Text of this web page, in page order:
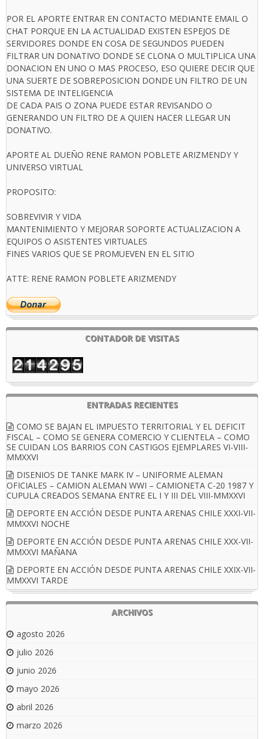
POR EL APORTE ENTRAR EN CONTACTO MEDIANTE EMAIL O
CHAT PORQUE EN LA ACTUALIDAD EXISTEN ESPEJOS DE
SERVIDORES DONDE EN COSA DE SEGUNDOS PUEDEN
FILTRAR UN DONATIVO DONDE SE CLONA O MULTIPLICA UNA
DONACION EN UNO O MAS PROCESO, ESO QUIERE DECIR QUE
UNA SUERTE DE SOBREPOSICION DONDE UN FILTRO DE UN
SISTEMA DE INTELIGENCIA
DE CADA PAIS O ZONA PUEDE ESTAR REVISANDO O
GENERANDO UN FILTRO DE A QUIEN HACER LLEGAR UN
DONATIVO.
APORTE AL DUEÑO RENE RAMON POBLETE ARIZMENDY Y
UNIVERSO VIRTUAL
PROPOSITO:
SOBREVIVIR Y VIDA
MANTENIMIENTO Y MEJORAR SOPORTE ACTUALIZACION A
EQUIPOS O ASISTENTES VIRTUALES
FINES VARIOS QUE SE PROMUEVEN EN EL SITIO
ATTE: RENE RAMON POBLETE ARIZMENDY
CONTADOR DE VISITAS
ENTRADAS RECIENTES
COMO SE BAJAN EL IMPUESTO TERRITORIAL Y EL DEFICIT
FISCAL – COMO SE GENERA COMERCIO Y CLIENTELA – COMO
SE CUIDAN LOS BARRIOS CON CASTIGOS EJEMPLARES VI-VIII-
MMXXVI
DISENIOS DE TANKE MARK IV – UNIFORME ALEMAN
OFICIALES – CAMION ALEMAN WWI – CAMIONETA C-20 1987 Y
CUPULA CREADOS SEMANA ENTRE EL I Y III DEL VIII-MMXXVI
DEPORTE EN ACCIÓN DESDE PUNTA ARENAS CHILE XXXI-VII-
MMXXVI NOCHE
DEPORTE EN ACCIÓN DESDE PUNTA ARENAS CHILE XXX-VII-
MMXXVI MAÑANA
DEPORTE EN ACCIÓN DESDE PUNTA ARENAS CHILE XXIX-VII-
MMXXVI TARDE
ARCHIVOS
agosto 2026
julio 2026
junio 2026
mayo 2026
abril 2026
marzo 2026